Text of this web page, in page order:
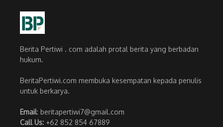
Berita Pertiwi . com adalah protal berita yang berbadan
hukum.
BeritaPertiwi.com membuka kesempatan kepada penulis
untuk berkarya.
Email: beritapertiwi7@gmail.com
Call Us: +62 852 854 67889